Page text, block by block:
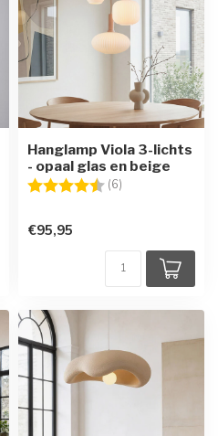
Hanglamp Viola 3-lichts
- opaal glas en beige
Beoordeling: (6)
€95,95